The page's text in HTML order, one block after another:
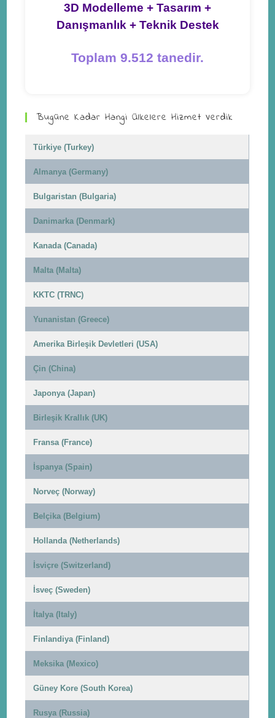
3D Modelleme + Tasarım +
Danışmanlık + Teknik Destek
Toplam 9.512 tanedir.
Bugüne Kadar Hangi Ülkelere Hizmet Verdik
Türkiye (Turkey)
Almanya (Germany)
Bulgaristan (Bulgaria)
Danimarka (Denmark)
Kanada (Canada)
Malta (Malta)
KKTC (TRNC)
Yunanistan (Greece)
Amerika Birleşik Devletleri (USA)
Çin (China)
Japonya (Japan)
Birleşik Krallık (UK)
Fransa (France)
İspanya (Spain)
Norveç (Norway)
Belçika (Belgium)
Hollanda (Netherlands)
İsviçre (Switzerland)
İsveç (Sweden)
İtalya (Italy)
Finlandiya (Finland)
Meksika (Mexico)
Güney Kore (South Korea)
Rusya (Russia)